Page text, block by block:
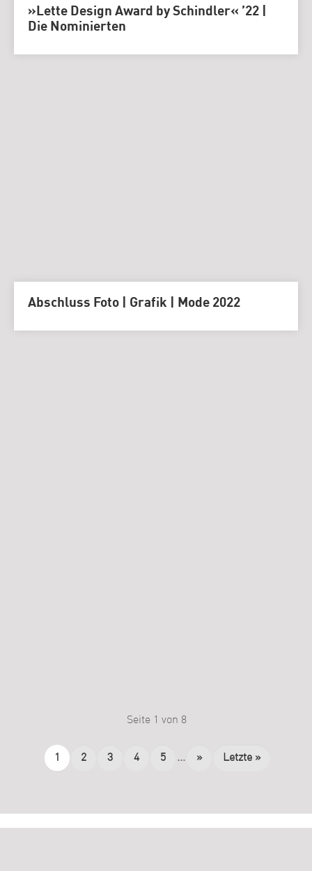
»Lette Design Award by Schindler« ’22 |
Die Nominierten
Abschluss Foto | Grafik | Mode 2022
Seite 1 von 8
1 2 3 4 5 ... » Letzte »